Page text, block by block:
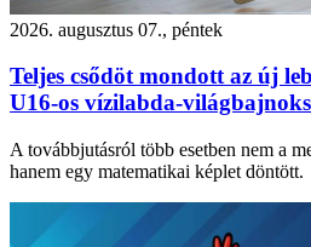
2026. augusztus 07., péntek
Teljes csődöt mondott az új
U16-os vízilabda-
A továbbjutásról több esetben nem a
hanem egy matematikai képlet döntött.